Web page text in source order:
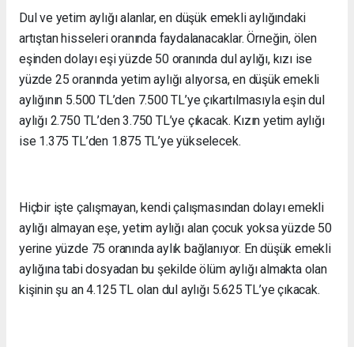
Dul ve yetim aylığı alanlar, en düşük emekli aylığındaki
artıştan hisseleri oranında faydalanacaklar. Örneğin, ölen
eşinden dolayı eşi yüzde 50 oranında dul aylığı, kızı ise
yüzde 25 oranında yetim aylığı alıyorsa, en düşük emekli
aylığının 5.500 TL’den 7.500 TL’ye çıkartılmasıyla eşin dul
aylığı 2.750 TL’den 3.750 TL’ye çıkacak. Kızın yetim aylığı
ise 1.375 TL’den 1.875 TL’ye yükselecek.
Hiçbir işte çalışmayan, kendi çalışmasından dolayı emekli
aylığı almayan eşe, yetim aylığı alan çocuk yoksa yüzde 50
yerine yüzde 75 oranında aylık bağlanıyor. En düşük emekli
aylığına tabi dosyadan bu şekilde ölüm aylığı almakta olan
kişinin şu an 4.125 TL olan dul aylığı 5.625 TL’ye çıkacak.